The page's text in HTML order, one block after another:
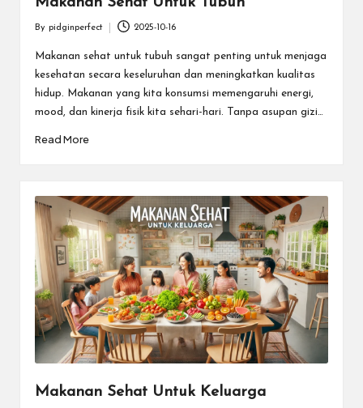
by
By pidginperfect 2025-10-16
Makanan sehat untuk tubuh sangat penting untuk menjaga
kesehatan secara keseluruhan dan meningkatkan kualitas
hidup. Makanan yang kita konsumsi memengaruhi energi,
mood, dan kinerja fisik kita sehari-hari. Tanpa asupan gizi…
Read More
Makanan Sehat Untuk Keluarga